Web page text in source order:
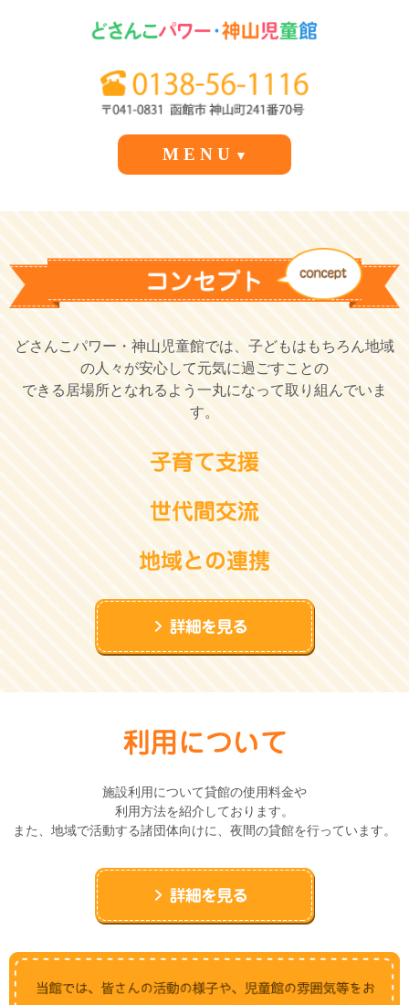
M E N U ▼
どさんこパワー・神山児童館では、子どもはもちろん地域
の人々が安心して元気に過ごすことの
できる居場所となれるよう一丸になって取り組んでいま
す。
施設利用について貸館の使用料金や
利用方法を紹介しております。
また、地域で活動する諸団体向けに、夜間の貸館を行っています。